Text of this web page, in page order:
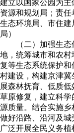
建立以国家公园为
资源和规划局；责
生态环境局、市住
局）
（二）加强生
地，统筹城市和农
复等生态系统保护
村建设，构建京津
展森林抚育、低质
草原修复，建立科
源质量。结合实施
做好沿路、沿河及城
广泛开展全民义务